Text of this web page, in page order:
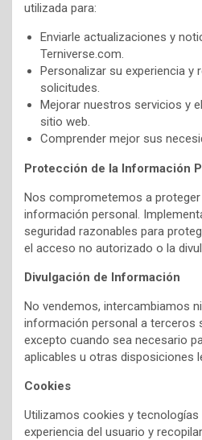
utilizada para:
Enviarle actualizaciones y
Terniverse.com.
Personalizar su experiencia y
solicitudes.
Mejorar nuestros servicios y
sitio web.
Comprender mejor sus
Protección de la Información
Nos comprometemos a proteger
información personal.
seguridad razonables para
el acceso no autorizado o la
Divulgación de Información
No vendemos, intercambiamos
información personal a terceros
excepto cuando sea necesario
aplicables u otras disposiciones
Cookies
Utilizamos cookies y
experiencia del usuario y